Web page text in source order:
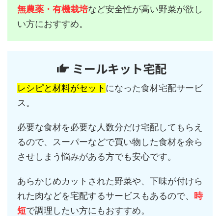
無農薬・有機栽培など安全性が高い野菜が欲し
い方におすすめ。
ミールキット宅配
レシピと材料がセット になった食材宅配サービ
ス。
必要な食材を必要な人数分だけ宅配してもらえ
るので、スーパーなどで買い物した食材を余ら
させしまう悩みがある方でも安心です。
あらかじめカットされた野菜や、下味が付けら
れた肉などを宅配するサービスもあるので、
時
短で調理したい方にもおすすめ。